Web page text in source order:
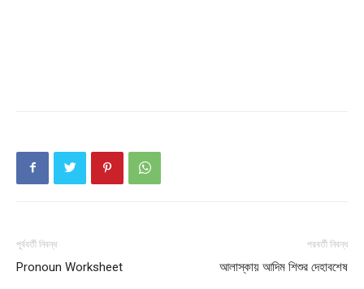
পূর্ববর্তী নিবন্ধ
Pronoun Worksheet
পরবর্তী নিবন্ধ
আলাস্কায় আদিম শিশুর দেহাবশেষ